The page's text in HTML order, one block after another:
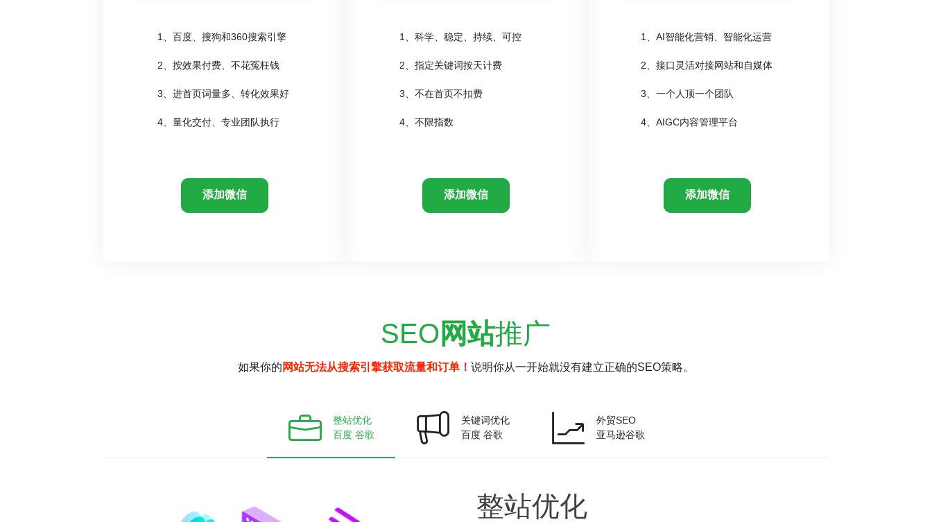
1、百度、搜狗和360搜索引擎
2、按效果付费、不花冤枉钱
3、进首页词量多、转化效果好
4、量化交付、专业团队执行
添加微信
1、科学、稳定、持续、可控
2、指定关键词按天计费
3、不在首页不扣费
4、不限指数
添加微信
1、AI智能化营销、智能化运营
2、接口灵活对接网站和自媒体
3、一个人顶一个团队
4、AIGC内容管理平台
添加微信
SEO 网站推广
如果你的 网站无法从搜索引擎获取流量和订单！ 说明你从一开始就没有建立正确的SEO策略。
整站优化
百度 谷歌
关键词优化
百度 谷歌
外贸SEO
亚马逊谷歌
整站优化